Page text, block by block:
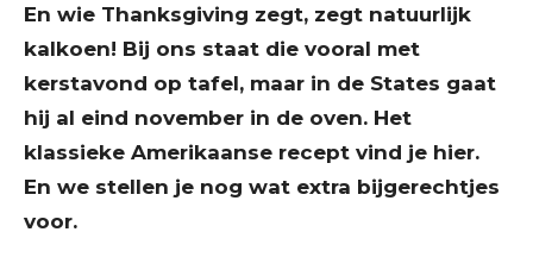
En wie Thanksgiving zegt, zegt natuurlijk
kalkoen! Bij ons staat die vooral met
kerstavond op tafel, maar in de States gaat
hij al eind november in de oven. Het
klassieke Amerikaanse recept vind je hier.
En we stellen je nog wat extra bijgerechtjes
voor.